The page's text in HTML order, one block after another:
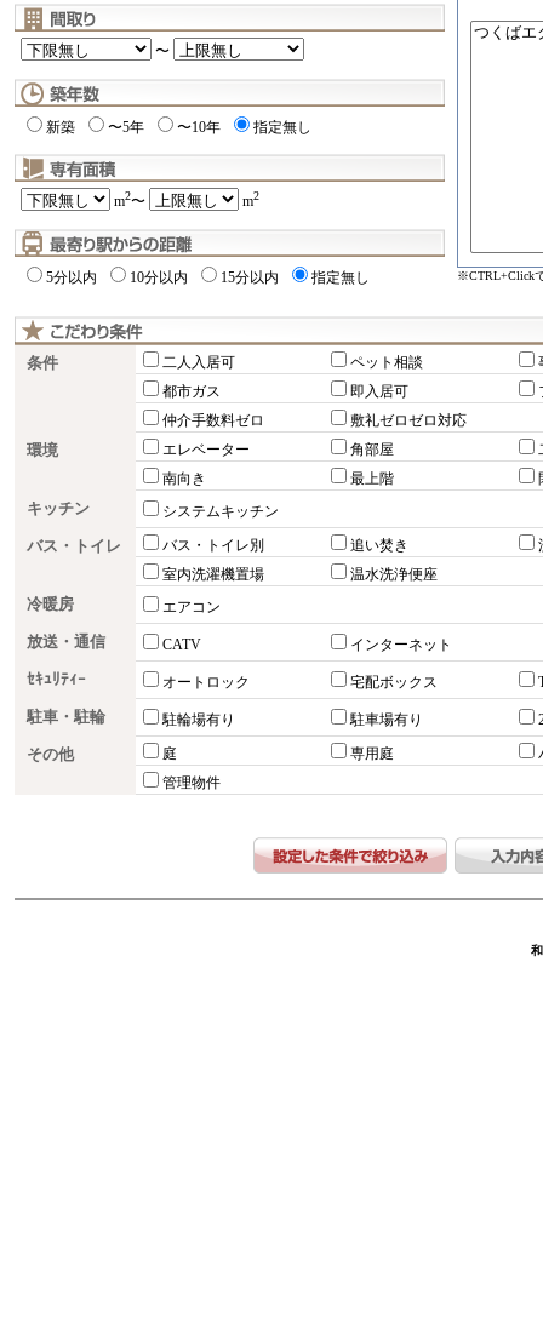
〜
新築 〜5年 〜10年 指定無し
m2〜 m2
5分以内 10分以内 15分以内 指定無し ※CTRL+Click
条件 二人入居可 ペット相談
都市ガス
即入居可
仲介手数料ゼロ
敷礼ゼロゼロ対応
環境 エレベーター 角部屋
南向き
最上階
キッチン システムキッチン
バス・トイレ バス・トイレ別 追い焚き
室内洗濯機置場
温水洗浄便座
冷暖房 エアコン
放送・通信 CATV インターネット
ｾｷｭﾘﾃｨｰ オートロック 宅配ボックス
駐車・駐輪 駐輪場有り 駐車場有り
その他 庭 専用庭
管理物件